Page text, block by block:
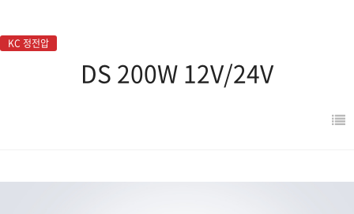
KC 정전압
DS 200W 12V/24V